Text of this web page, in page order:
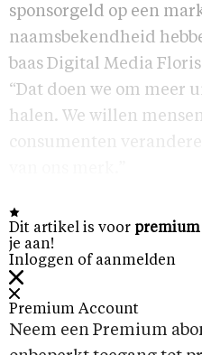
sponsorgeld op een
naamsbekendheid
baas Digital Media
“Dat doen we om meer
halen. We willen
consumenten
Dit artikel is voor premium
je aan!
Inloggen of aanmelden
Premium Account
Neem een Premium